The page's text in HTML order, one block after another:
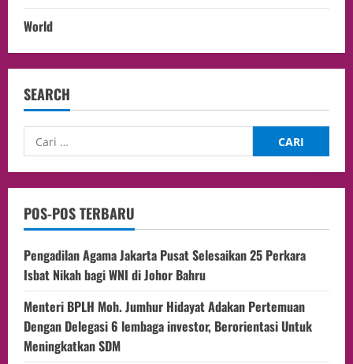
World
SEARCH
POS-POS TERBARU
Pengadilan Agama Jakarta Pusat Selesaikan 25 Perkara
Isbat Nikah bagi WNI di Johor Bahru
Menteri BPLH Moh. Jumhur Hidayat Adakan Pertemuan
Dengan Delegasi 6 lembaga investor, Berorientasi Untuk
Meningkatkan SDM